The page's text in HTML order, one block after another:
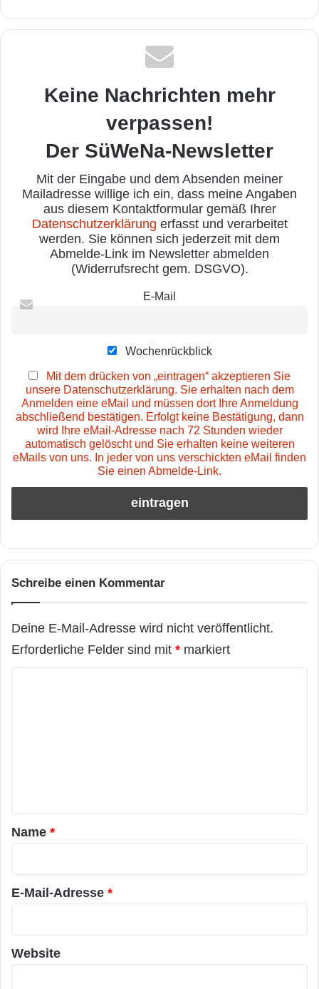
Keine Nachrichten mehr
verpassen!
Der SüWeNa-Newsletter
Mit der Eingabe und dem Absenden meiner
Mailadresse willige ich ein, dass meine Angaben
aus diesem Kontaktformular gemäß Ihrer
Datenschutzerklärung erfasst und verarbeitet
werden. Sie können sich jederzeit mit dem
Abmelde-Link im Newsletter abmelden
(Widerrufsrecht gem. DSGVO).
E-Mail
Wochenrückblick
Mit dem drücken von „eintragen“ akzeptieren Sie
unsere Datenschutzerklärung. Sie erhalten nach dem
Anmelden eine eMail und müssen dort Ihre Anmeldung
abschließend bestätigen. Erfolgt keine Bestätigung, dann
wird Ihre eMail-Adresse nach 72 Stunden wieder
automatisch gelöscht und Sie erhalten keine weiteren
eMails von uns. In jeder von uns verschickten eMail finden
Sie einen Abmelde-Link.
Schreibe einen Kommentar
Deine E-Mail-Adresse wird nicht veröffentlicht.
Erforderliche Felder sind mit * markiert
a
r
*
Name *
E-Mail-Adresse *
Website